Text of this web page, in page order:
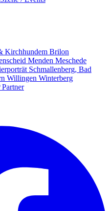
Kirchhundem Brilon
Menden Meschede
Schmallenberg, Bad
Willingen Winterberg